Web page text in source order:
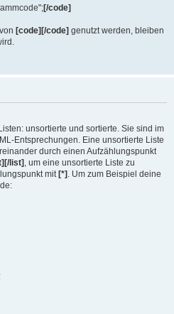
[/code]
[code][/code] genutzt werden, bleiben
unsortierte und sortierte. Sie sind im
Entsprechungen. Eine unsortierte Liste
durch einen Aufzählungspunkt
list] , um eine unsortierte Liste zu
mit [*] . Um zum Beispiel deine